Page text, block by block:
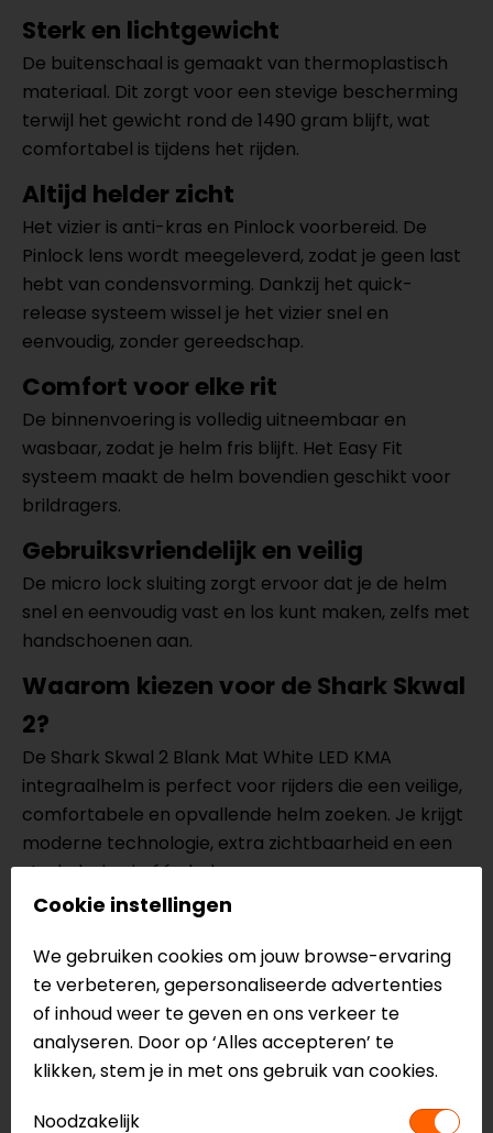
Sterk en lichtgewicht
De buitenschaal is gemaakt van thermoplastisch
materiaal. Dit zorgt voor een stevige bescherming
terwijl het gewicht rond de 1490 gram blijft, wat
comfortabel is tijdens het rijden.
Altijd helder zicht
Het vizier is anti-kras en Pinlock voorbereid. De
Pinlock lens wordt meegeleverd, zodat je geen last
hebt van condensvorming. Dankzij het quick-
release systeem wissel je het vizier snel en
eenvoudig, zonder gereedschap.
Comfort voor elke rit
De binnenvoering is volledig uitneembaar en
wasbaar, zodat je helm fris blijft. Het Easy Fit
systeem maakt de helm bovendien geschikt voor
brildragers.
Gebruiksvriendelijk en veilig
De micro lock sluiting zorgt ervoor dat je de helm
snel en eenvoudig vast en los kunt maken, zelfs met
handschoenen aan.
Waarom kiezen voor de Shark Skwal
2?
De Shark Skwal 2 Blank Mat White LED KMA
integraalhelm is perfect voor rijders die een veilige,
comfortabele en opvallende helm zoeken. Je krijgt
moderne technologie, extra zichtbaarheid en een
strak design in één helm.
Een ideale keuze voor dagelijks gebruik met nét dat
Specificaties van de Shark Skwal 2
LED Integraalhelm
Integraalhelm
Thermoplastische buitenschaal
Gewicht ca. 1490 gram
Cookie instellingen
We gebruiken cookies om jouw browse-ervaring
te verbeteren, gepersonaliseerde advertenties
of inhoud weer te geven en ons verkeer te
analyseren. Door op ‘Alles accepteren’ te
klikken, stem je in met ons gebruik van cookies.
Noodzakelijk